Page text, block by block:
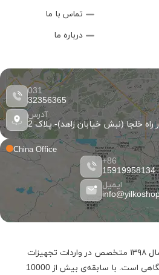
تماس با ما
درباره ما
China Office
86+
15919958134
ایمیل
031
32356365
آدرس
خلجا (نبش خیابان زاهد)- پلاک 2
، از سال ۱۳۹۸ متخصص در واردات تجهیزات
است.
با سابقه‌ی بیش از 10000